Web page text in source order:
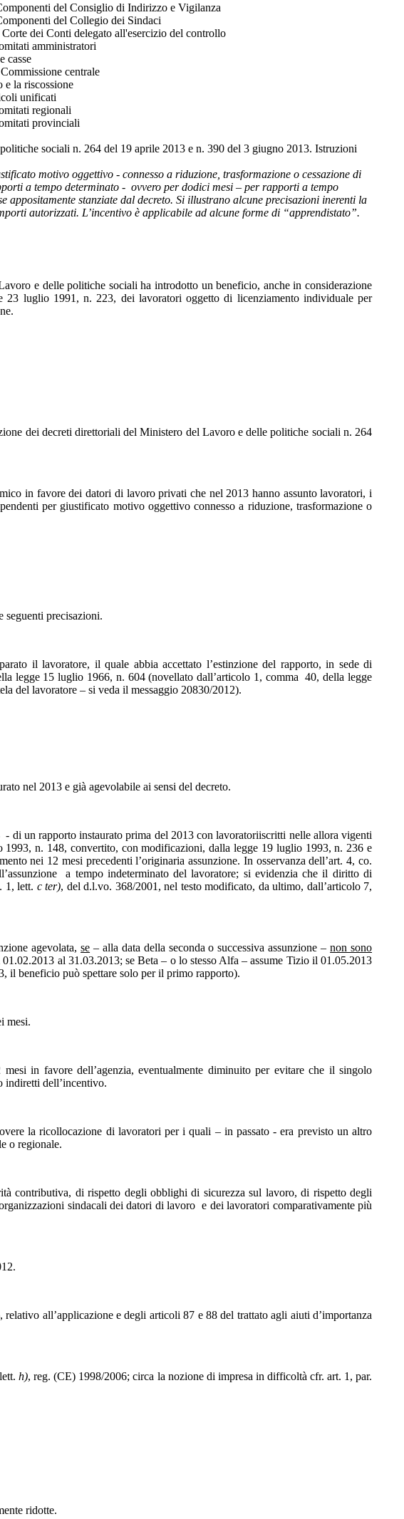
del Consiglio di Indirizzo e Vigilanza
del Collegio dei Sindaci
dei Conti delegato all'esercizio del controllo
amministratori
casse
centrale
e la riscossione
unificati
regionali
provinciali
sociali n. 264 del 19 aprile 2013 e n. 390 del 3 giugno 2013. Istruzioni
motivo oggettivo - connesso a riduzione, trasformazione o cessazione di
a tempo determinato - ovvero per dodici mesi – per rapporti a tempo
stanziate dal decreto. Si illustrano alcune precisazioni inerenti la
autorizzati. L’incentivo è applicabile ad alcune forme di “apprendistato”.
e delle politiche sociali ha introdotto un beneficio, anche in considerazione
23 luglio 1991, n. 223, dei lavoratori oggetto di licenziamento individuale per
dei decreti direttoriali del Ministero del Lavoro e delle politiche sociali n. 264
in favore dei datori di lavoro privati che nel 2013 hanno assunto lavoratori, i
per giustificato motivo oggettivo connesso a riduzione, trasformazione o
seguenti precisazioni.
il lavoratore, il quale abbia accettato l’estinzione del rapporto, in sede di
legge 15 luglio 1966, n. 604 (novellato dall’articolo 1, comma 40, della legge
del lavoratore – si veda il messaggio 20830/2012).
nel 2013 e già agevolabile ai sensi del decreto.
di un rapporto instaurato prima del 2013 con lavoratoriiscritti nelle allora vigenti
n. 148, convertito, con modificazioni, dalla legge 19 luglio 1993, n. 236 e
nei 12 mesi precedenti l’originaria assunzione. In osservanza dell’art. 4, co.
a tempo indeterminato del lavoratore; si evidenzia che il diritto di
1, lett. c ter), del d.l.vo. 368/2001, nel testo modificato, da ultimo, dall’articolo 7,
agevolata,se – alla data della seconda o successiva assunzione –non sono
al 31.03.2013; se Beta – o lo stesso Alfa – assume Tizio il 01.05.2013
il beneficio può spettare solo per il primo rapporto).
mesi.
in favore dell’agenzia, eventualmente diminuito per evitare che il singolo
indiretti dell’incentivo.
la ricollocazione di lavoratori per i quali – in passato - era previsto un altro
o regionale.
contributiva, di rispetto degli obblighi di sicurezza sul lavoro, di rispetto degli
sindacali dei datori di lavoro e dei lavoratori comparativamente più
all’applicazione e degli articoli 87 e 88 del trattato agli aiuti d’importanza
lett.h), reg. (CE) 1998/2006; circa la nozione di impresa in difficoltà cfr. art. 1, par.
ridotte.